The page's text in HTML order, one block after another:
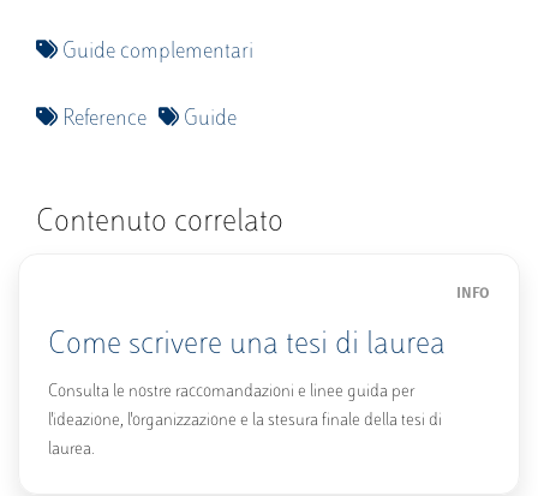
Guide complementari
Reference Guide
Contenuto correlato
INFO
Come scrivere una tesi di laurea
Consulta le nostre raccomandazioni e linee guida per
l'ideazione, l'organizzazione e la stesura finale della tesi di
laurea.